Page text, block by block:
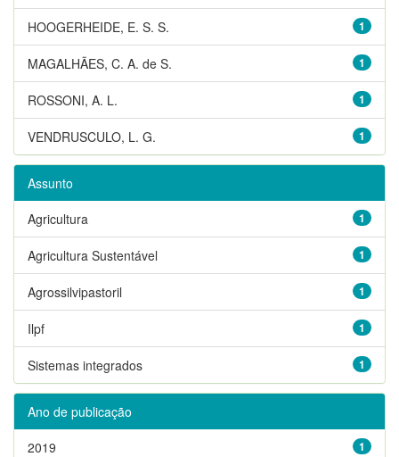
1
HOOGERHEIDE, E. S. S.
1
MAGALHÃES, C. A. de S.
1
ROSSONI, A. L.
1
VENDRUSCULO, L. G.
Assunto
1
Agricultura
1
Agricultura Sustentável
1
Agrossilvipastoril
1
Ilpf
1
Sistemas integrados
Ano de publicação
1
2019